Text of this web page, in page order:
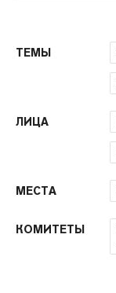
ТЕМЫ
ЛИЦА
МЕСТА
КОМИТЕТЫ